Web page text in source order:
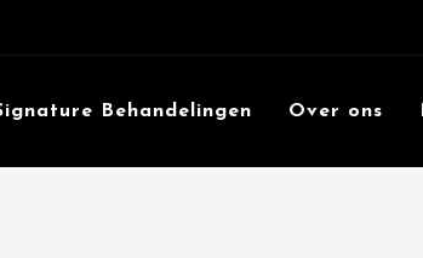
Behandelingen Over ons